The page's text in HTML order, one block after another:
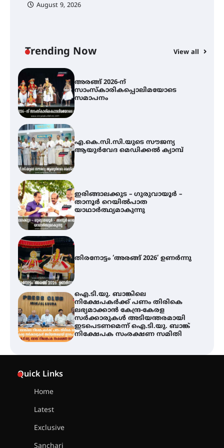
August 9, 2026
Trending Now View all
യൂത്ത് കോൺഗ്രസ്
അരങ്ങ് 2026-ന്
സാംസ്കാരികപ്പൊലിമയോടെ
സമാപനം
എ.കെ.സി.സി.യുടെ സൗജന്യ
ആയുർവേദ മെഡിക്കൽ ക്യാമ്പ്
ഇരിങ്ങാലക്കുട – ഗുരുവായൂർ –
താനൂർ റെയിൽപാത
യാഥാർത്ഥ്യമാകുന്നു
തിരനോട്ടം ‘അരങ്ങ് 2026’ ഉണർന്നു
ഐ.ടി.യു. ബാങ്കിലെ
നിക്ഷേപകർക്ക് പണം തിരികെ
ലഭ്യമാക്കാൻ കേന്ദ്ര-കേരള
സർക്കാരുകൾ അടിയന്തരമായി
ഇടപെടണമെന്ന് ഐ.ടി.യു. ബാങ്ക്
നിക്ഷേപക സംരക്ഷണ സമിതി
Quick Links
Home
Latest
Exclusive
Sanchari